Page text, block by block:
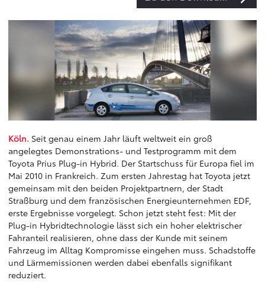
Köln. Seit genau einem Jahr läuft weltweit ein groß
angelegtes Demonstrations- und Testprogramm mit dem
Toyota Prius Plug-in Hybrid. Der Startschuss für Europa fiel im
Mai 2010 in Frankreich. Zum ersten Jahrestag hat Toyota jetzt
gemeinsam mit den beiden Projektpartnern, der Stadt
Straßburg und dem französischen Energieunternehmen EDF,
erste Ergebnisse vorgelegt. Schon jetzt steht fest: Mit der
Plug-in Hybridtechnologie lässt sich ein hoher elektrischer
Fahranteil realisieren, ohne dass der Kunde mit seinem
Fahrzeug im Alltag Kompromisse eingehen muss. Schadstoffe
und Lärmemissionen werden dabei ebenfalls signifikant
reduziert.